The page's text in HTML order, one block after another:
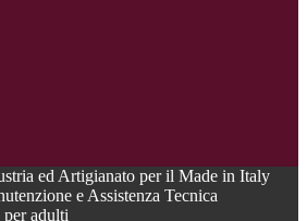
ed Artigianato per il Made in Italy
e Assistenza Tecnica
per adulti